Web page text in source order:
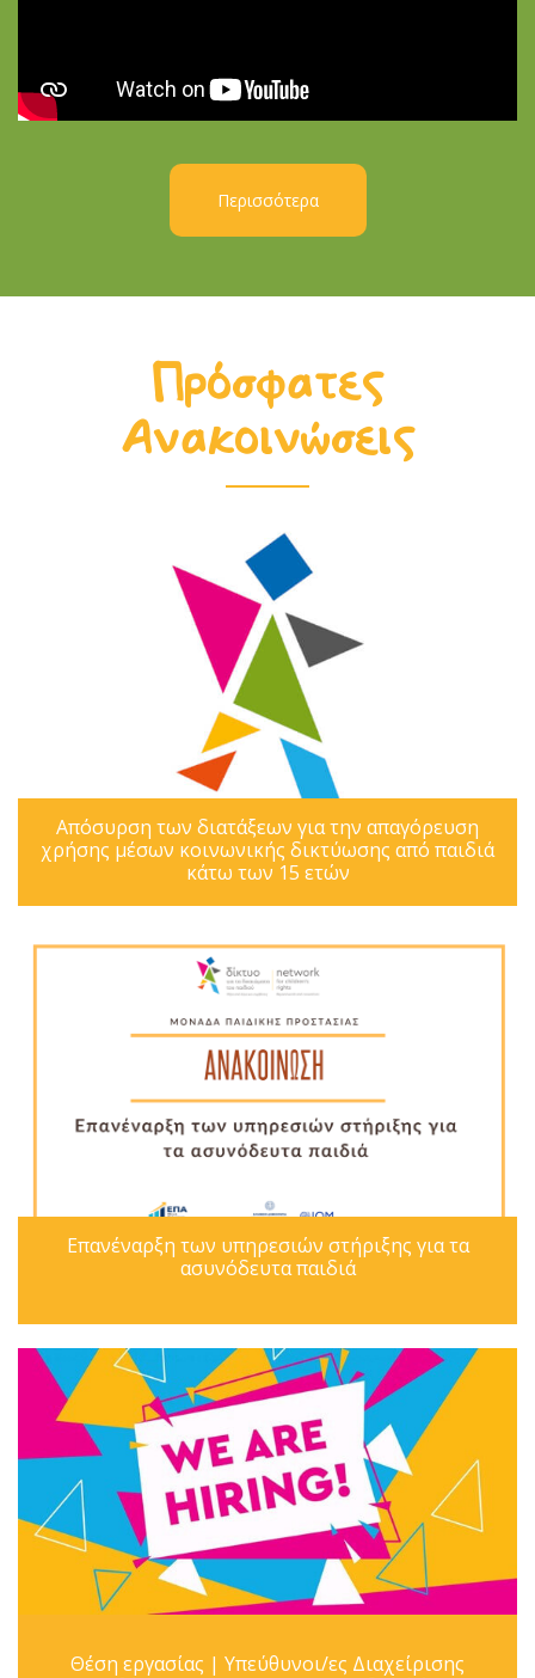
Περισσότερα
Πρόσφατες
Ανακοινώσεις
Απόσυρση των διατάξεων για την απαγόρευση
χρήσης μέσων κοινωνικής δικτύωσης από παιδιά
κάτω των 15 ετών
Επανέναρξη των υπηρεσιών στήριξης για τα
ασυνόδευτα παιδιά
Θέση εργασίας | Υπεύθυνοι/ες Διαχείρισης